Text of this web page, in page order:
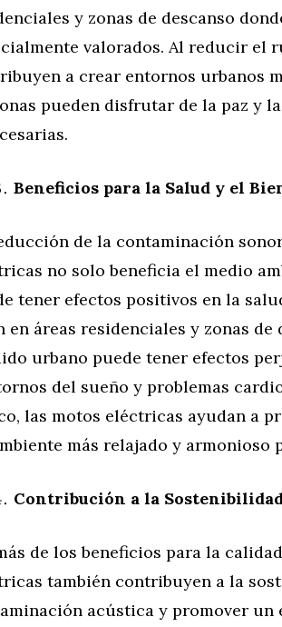
y zonas de descanso
valorados. Al reducir el
a crear entornos urbanos
pueden disfrutar de la paz y
Beneficios para la Salud y el
de la contaminación
no solo beneficia el medio
tener efectos positivos en la
en áreas residenciales y zonas
urbano puede tener efectos
del sueño y problemas
las motos eléctricas ayudan a
más relajado y armonioso
Contribución a la
de los beneficios para la
también contribuyen a la
acústica y promover un